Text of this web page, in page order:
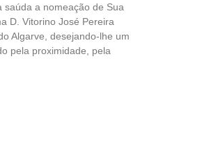
saúda a nomeação de Sua
D. Vitorino José Pereira
Algarve, desejando-lhe um
pela proximidade, pela